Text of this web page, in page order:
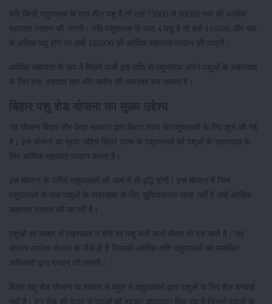
यदि किसी पशुपालक के पास तीन पशु है तो उसे 75000 से 80000 तक की आर्थिक
सहायता प्रदान की जाएगी। यदि पशुपालक के पास 4 पशु है तो उसे 116000 और चार
से अधिक पशु होने पर उन्हें 160000 की आर्थिक सहायता प्रदान की जाएगी।
आर्थिक सहायता के रूप में मिलने वाली इस राशि से पशुपालक अपने पशुओं के रखरखाव
के लिए शेड, हवादार छत और जमीन की व्यवस्था कर सकता है।
यह योजना बिहार और केंद्र सरकार द्वारा बिहार राज्य के पशुपालकों के लिए शुरू की गई
है। इस योजना का मुख्य उद्देश्य बिहार राज्य के पशुपालकों को पशुओं के रखरखाव के
लिए आर्थिक सहायता प्रदान करना है।
इस योजना के जरिये पशुपालकों की आय में भी वृद्धि होगी। इस योजना में जिन
पशुपालको के पास पशुओं के रखरखाव के लिए सुविधाजनक जगह नहीं है उन्हें आर्थिक
सहायता प्रदान की जा रही है।
पशुओं का अच्छा से रखरखाव न होने पर पशु कभी कभी बीमार भी पड जाते है। यह
योजना मनरेगा योजना के जैसे ही है जिसकी आर्थिक राशि पशुपालकों को सम्बंधित
अधिकारी द्वारा प्रदान की जाएगी।
बिहार पशु शेड योजना के माध्यम से बहुत से पशुपालकों द्वारा पशुओं के लिए शेड बनवाई
गयी है। इन शेड की वजह से पशुओं को स्वच्छः वातावरण मिल रहा है जिससे पशुओं के